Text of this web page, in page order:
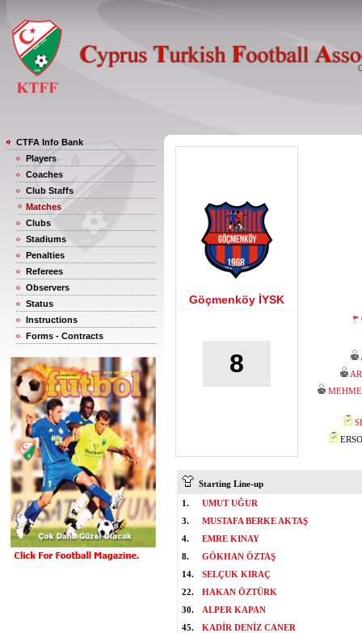
CTFA Info Bank
Players
Coaches
Club Staffs
Matches
Clubs
Stadiums
Penalties
Referees
Observers
Status
Instructions
Forms - Contracts
Göçmenköy İYSK
8
Starting Line-up
1.
UMUT UĞUR
3.
MUSTAFA BERKE AKTAŞ
4.
EMRE KINAY
8.
GÖKHAN ÖZTAŞ
14.
SELÇUK KIRAÇ
22.
HAKAN ÖZTÜRK
30.
ALPER KAPAN
45.
KADİR DENİZ CANER